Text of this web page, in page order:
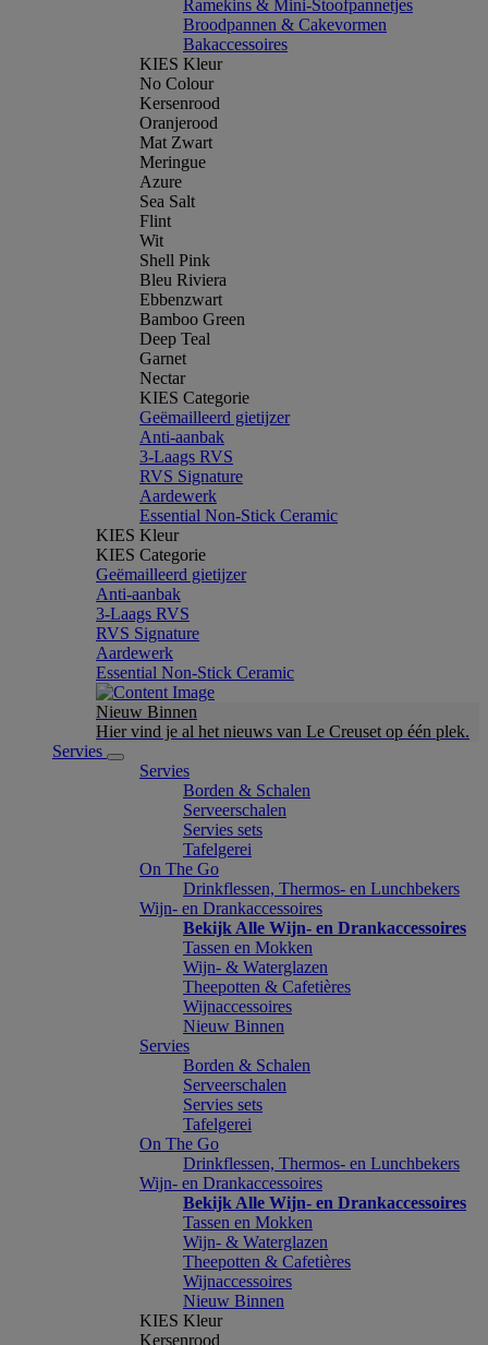
Ramekins & Mini-Stoofpannetjes
Broodpannen & Cakevormen
Bakaccessoires
KIES Kleur
No Colour
Kersenrood
Oranjerood
Mat Zwart
Meringue
Azure
Sea Salt
Flint
Wit
Shell Pink
Bleu Riviera
Ebbenzwart
Bamboo Green
Deep Teal
Garnet
Nectar
KIES Categorie
Geëmailleerd gietijzer
Anti-aanbak
3-Laags RVS
RVS Signature
Aardewerk
Essential Non-Stick Ceramic
KIES Kleur
KIES Categorie
Geëmailleerd gietijzer
Anti-aanbak
3-Laags RVS
RVS Signature
Aardewerk
Essential Non-Stick Ceramic
Nieuw Binnen
Hier vind je al het nieuws van Le Creuset op één plek.
Servies
Servies
Borden & Schalen
Serveerschalen
Servies sets
Tafelgerei
On The Go
Drinkflessen, Thermos- en Lunchbekers
Wijn- en Drankaccessoires
Bekijk Alle Wijn- en Drankaccessoires
Tassen en Mokken
Wijn- & Waterglazen
Theepotten & Cafetières
Wijnaccessoires
Nieuw Binnen
Servies
Borden & Schalen
Serveerschalen
Servies sets
Tafelgerei
On The Go
Drinkflessen, Thermos- en Lunchbekers
Wijn- en Drankaccessoires
Bekijk Alle Wijn- en Drankaccessoires
Tassen en Mokken
Wijn- & Waterglazen
Theepotten & Cafetières
Wijnaccessoires
Nieuw Binnen
KIES Kleur
Kersenrood